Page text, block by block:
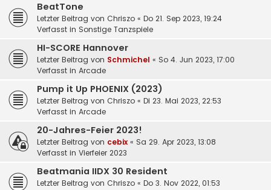
BeatTone
Letzter Beitrag von Chriszo « Do 21. Sep 2023, 19:24
Verfasst in Sonstige Tanzspiele
HI-SCORE Hannover
Letzter Beitrag von Schmichel « So 4. Jun 2023, 17:00
Verfasst in Arcade
Pump it Up PHOENIX (2023)
Letzter Beitrag von Chriszo « Di 23. Mai 2023, 22:53
Verfasst in Arcade
20-Jahres-Feier 2023!
Letzter Beitrag von cebix « Sa 29. Apr 2023, 13:08
Verfasst in Vierfeier 2023
Beatmania IIDX 30 Resident
Letzter Beitrag von Chriszo « Do 3. Nov 2022, 01:53